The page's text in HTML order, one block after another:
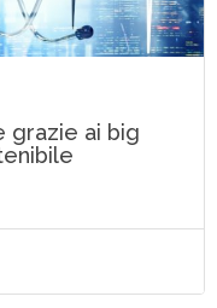
grazie ai big